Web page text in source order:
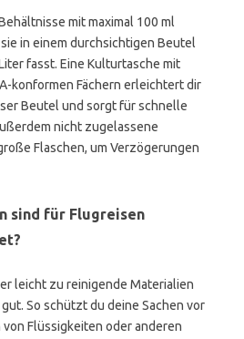
mit maximal 100 ml
in einem durchsichtigen Beutel
fasst. Eine Kulturtasche mit
konformen Fächern erleichtert dir
Beutel und sorgt für schnelle
nicht zugelassene
Flaschen, um Verzögerungen
sind für Flugreisen
leicht zu reinigende Materialien
So schützt du deine Sachen vor
Flüssigkeiten oder anderen